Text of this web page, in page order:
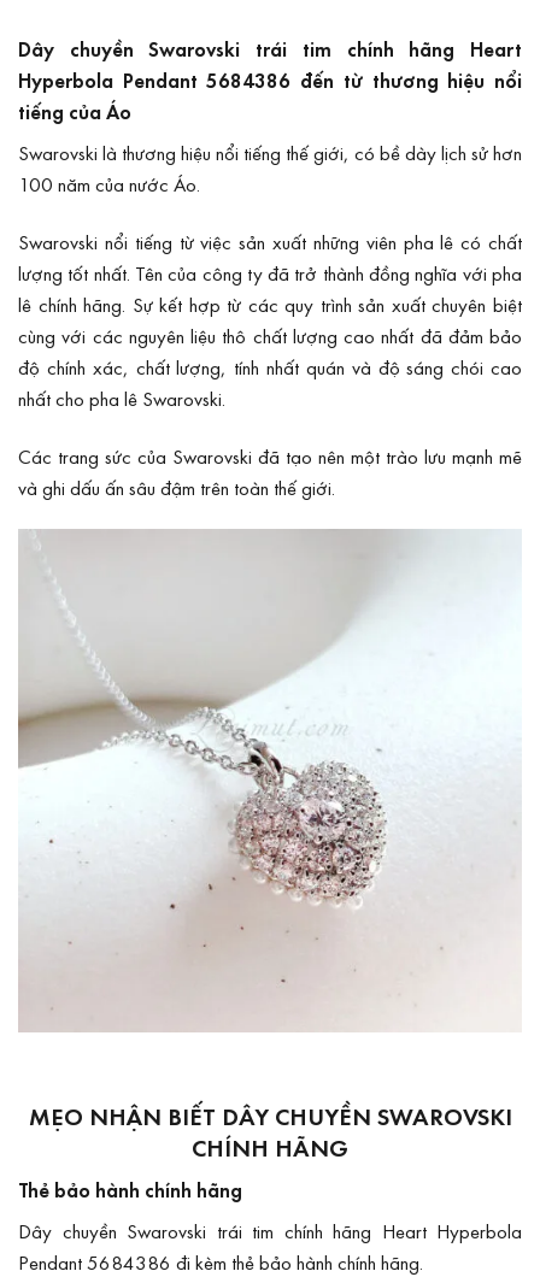
Dây chuyền Swarovski trái tim chính hãng Heart
Hyperbola Pendant 5684386 đến từ thương hiệu nổi
tiếng của Áo
Swarovski là thương hiệu nổi tiếng thế giới, có bề dày lịch sử hơn
100 năm của nước Áo.
Swarovski nổi tiếng từ việc sản xuất những viên pha lê có chất
lượng tốt nhất. Tên của công ty đã trở thành đồng nghĩa với pha
lê chính hãng. Sự kết hợp từ các quy trình sản xuất chuyên biệt
cùng với các nguyên liệu thô chất lượng cao nhất đã đảm bảo
độ chính xác, chất lượng, tính nhất quán và độ sáng chói cao
nhất cho pha lê Swarovski.
Các trang sức của Swarovski đã tạo nên một trào lưu mạnh mẽ
và ghi dấu ấn sâu đậm trên toàn thế giới.
MẸO NHẬN BIẾT DÂY CHUYỀN SWAROVSKI
CHÍNH HÃNG
Thẻ bảo hành chính hãng
Dây chuyền Swarovski trái tim chính hãng Heart Hyperbola
Pendant 5684386 đi kèm thẻ bảo hành chính hãng.